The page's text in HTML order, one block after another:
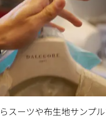
スーツや布生地サンプ